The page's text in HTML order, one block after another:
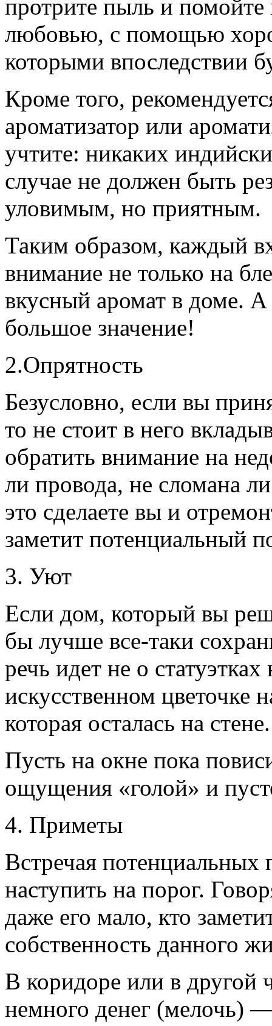
протрите пыль и помойте
любовью, с помощью
которыми впоследствии
Кроме того,
ароматизатор или
учтите: никаких
случае не должен быть
уловимым, но приятным.
Таким образом, каждый
внимание не только на
вкусный аромат в доме. А
большое значение!
2.Опрятность
Безусловно, если вы
то не стоит в него
обратить внимание на
ли провода, не сломана
это сделаете вы и
заметит потенциальный
3. Уют
Если дом, который вы
бы лучше все-таки
речь идет не о
искусственном цветочке
которая осталась на стене.
Пусть на окне пока
ощущения «голой» и
4. Приметы
Встречая потенциальных
наступить на порог.
даже его мало, кто
собственность данного
В коридоре или в другой
немного денег (мелочь)